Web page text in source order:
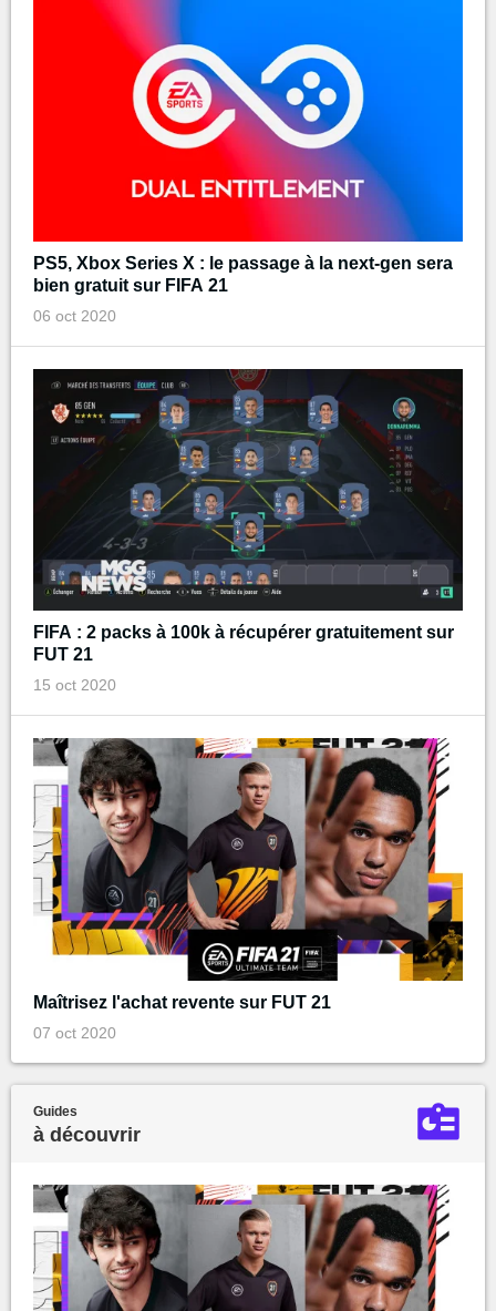
PS5, Xbox Series X : le passage à la next-gen sera
bien gratuit sur FIFA 21
06 oct 2020
FIFA : 2 packs à 100k à récupérer gratuitement sur
FUT 21
15 oct 2020
Maîtrisez l'achat revente sur FUT 21
07 oct 2020
Guides
à découvrir